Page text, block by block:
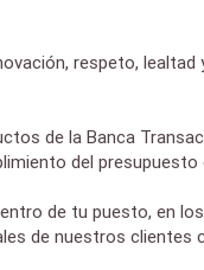
respeto,
de la Banca
del
de tu puesto, en
nuestros clientes